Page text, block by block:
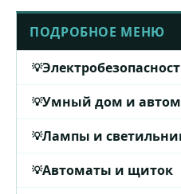
ПОДРОБНОЕ МЕНЮ
Умный дом и
Лампы и
Автоматы и щиток